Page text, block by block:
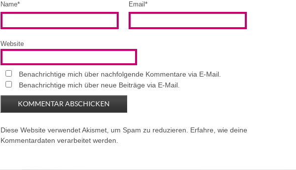
Name* Email *
Website
Benachrichtige mich über nachfolgende Kommentare via E-Mail.
Benachrichtige mich über neue Beiträge via E-Mail.
Diese Website verwendet Akismet, um Spam zu reduzieren. Erfahre, wie deine
Kommentardaten verarbeitet werden.